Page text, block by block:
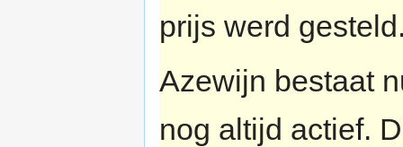
prijs werd
Azewijn bestaat
nog altijd actief.